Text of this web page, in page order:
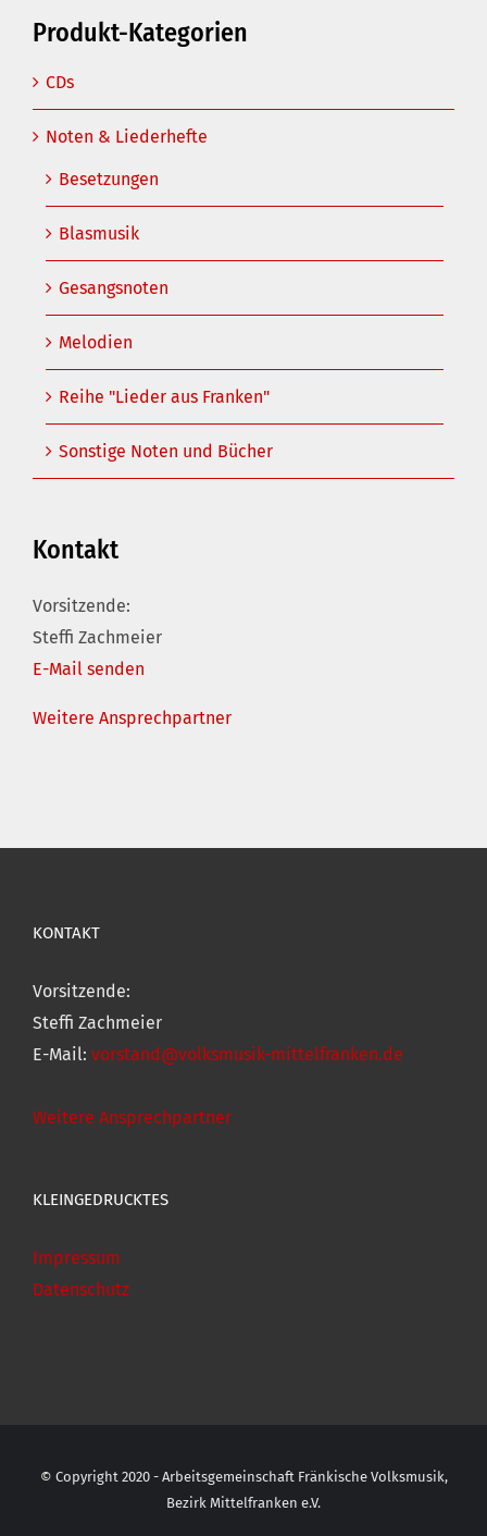
Produkt-Kategorien
CDs
Noten & Liederhefte
Besetzungen
Blasmusik
Gesangsnoten
Melodien
Reihe "Lieder aus Franken"
Sonstige Noten und Bücher
Kontakt
Vorsitzende:
Steffi Zachmeier
E-Mail senden
Weitere Ansprechpartner
KONTAKT
Vorsitzende:
Steffi Zachmeier
E-Mail: vorstand@volksmusik-mittelfranken.de
Weitere Ansprechpartner
KLEINGEDRUCKTES
Impressum
Datenschutz
© Copyright 2020 - Arbeitsgemeinschaft Fränkische Volksmusik,
Bezirk Mittelfranken e.V.